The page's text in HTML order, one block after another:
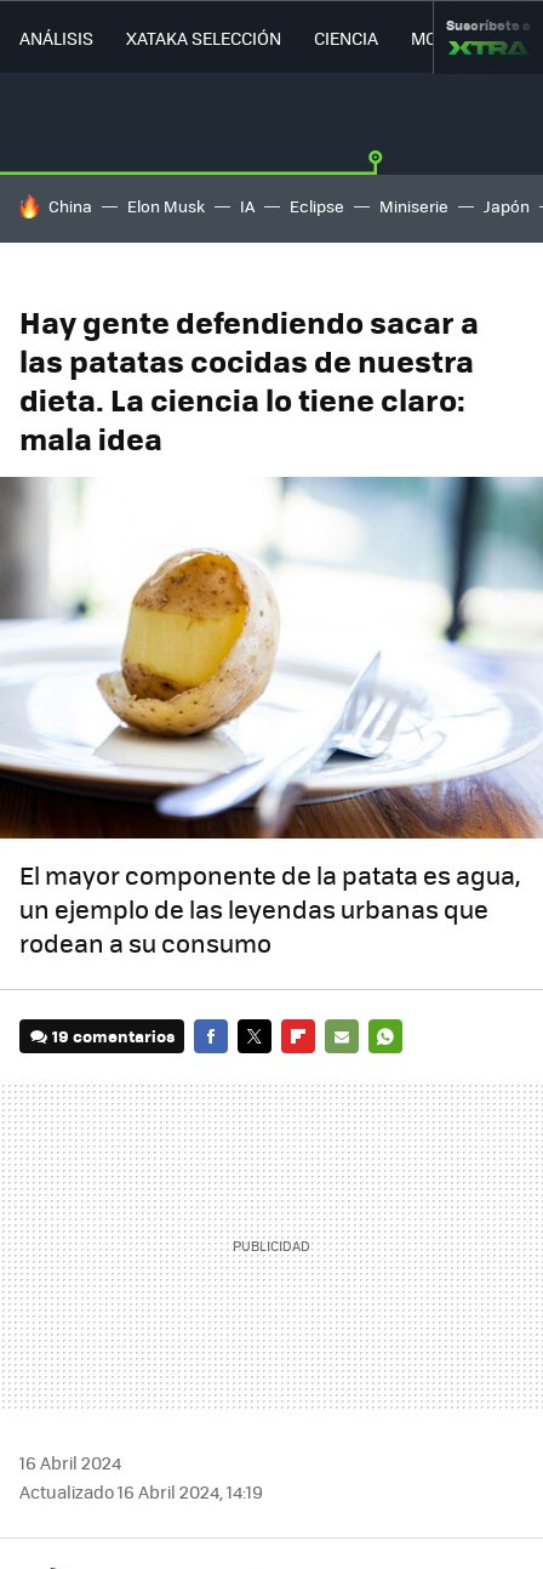
ANÁLISIS XATAKA SELECCIÓN CIENCIA MOVILIDAD
Suscríbete a
HOY SE HABLA DE
China Elon Musk IA Eclipse Miniserie Japón
Hay gente defendiendo sacar a
las patatas cocidas de nuestra
dieta. La ciencia lo tiene claro:
mala idea
El mayor componente de la patata es agua,
un ejemplo de las leyendas urbanas que
rodean a su consumo
19 comentarios
MAIL
16 Abril 2024
Actualizado 16 Abril 2024, 14:19